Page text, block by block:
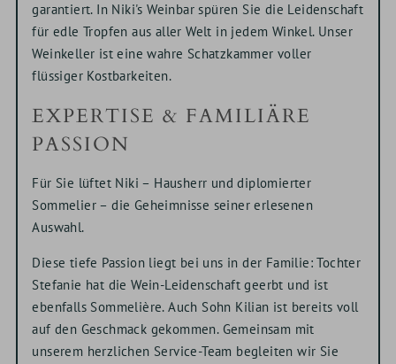
garantiert. In Niki's Weinbar spüren Sie die Leidenschaft
für edle Tropfen aus aller Welt in jedem Winkel. Unser
Weinkeller ist eine wahre Schatzkammer voller
flüssiger Kostbarkeiten.
EXPERTISE & FAMILIÄRE
PASSION
Für Sie lüftet Niki – Hausherr und diplomierter
Sommelier – die Geheimnisse seiner erlesenen
Auswahl.
Diese tiefe Passion liegt bei uns in der Familie: Tochter
Stefanie hat die Wein-Leidenschaft geerbt und ist
ebenfalls Sommelière. Auch Sohn Kilian ist bereits voll
auf den Geschmack gekommen. Gemeinsam mit
unserem herzlichen Service-Team begleiten wir Sie